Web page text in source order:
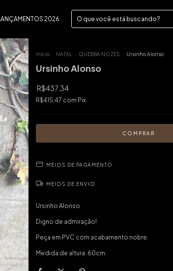
LANÇAMENTOS 2026
Início NATAL QUEBRA NOZES Ursinho Alonso
Ursinho Alonso
R$437,34
R$415,47 com Pix
MEIOS DE PAGAMENTO
MEIOS DE ENVIO
Ursinho Alonso
Digno de admiração!
Peça em PVC com acabamento nobre.
Medida de altura: 60cm.